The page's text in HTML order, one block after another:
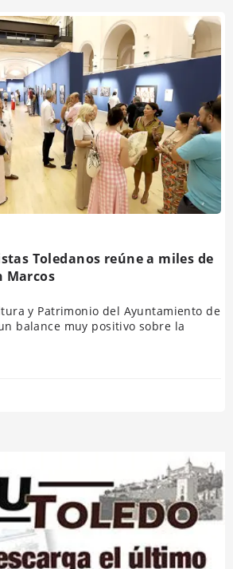
Toledanos reúne a miles de
Marcos
y Patrimonio del Ayuntamiento de
balance muy positivo sobre la